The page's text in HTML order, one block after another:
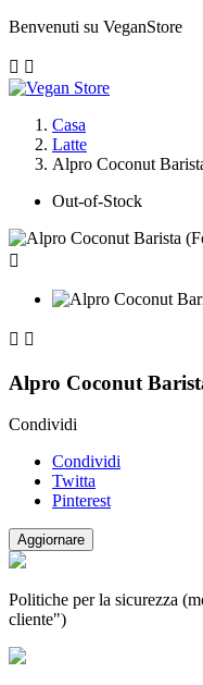
Benvenuti su VeganStore
 
Casa
Latte
Alpro Coconut
Out-of-Stock

 
Alpro Coconut
Condividi
Condividi
Twitta
Pinterest
Politiche per la sicurezza
cliente")